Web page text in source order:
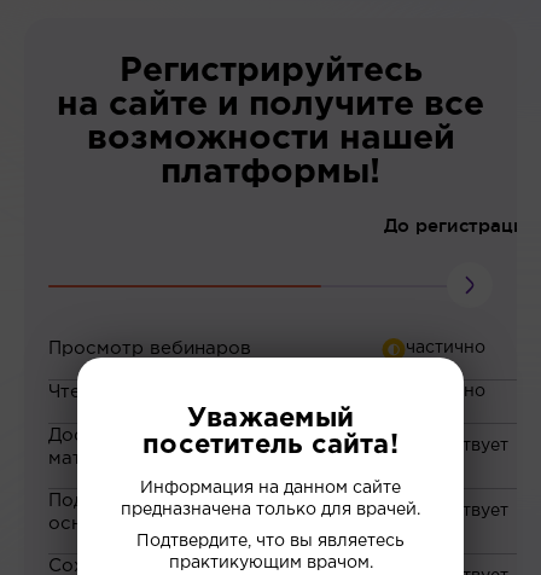
Регистрируйтесь
на сайте и получите все
возможности нашей
платформы!
До регистрации
Просмотр вебинаров
Чтение статей
Доступ к закрытым
материалам
Подборка материалов на
основе ваших интересов
Сохранение материалов в
Уважаемый
посетитель сайта!
Информация на данном сайте
предназначена только для врачей.
Подтвердите, что вы являетесь
практикующим врачом.